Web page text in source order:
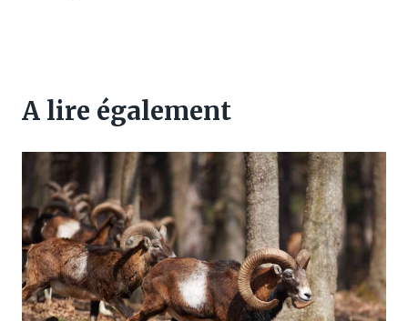
A lire également